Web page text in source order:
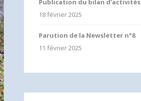
Publication du bilan d’activités
18 février 2025
Parution de la Newsletter n°8
11 février 2025